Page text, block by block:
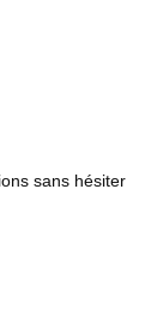
sans hésiter